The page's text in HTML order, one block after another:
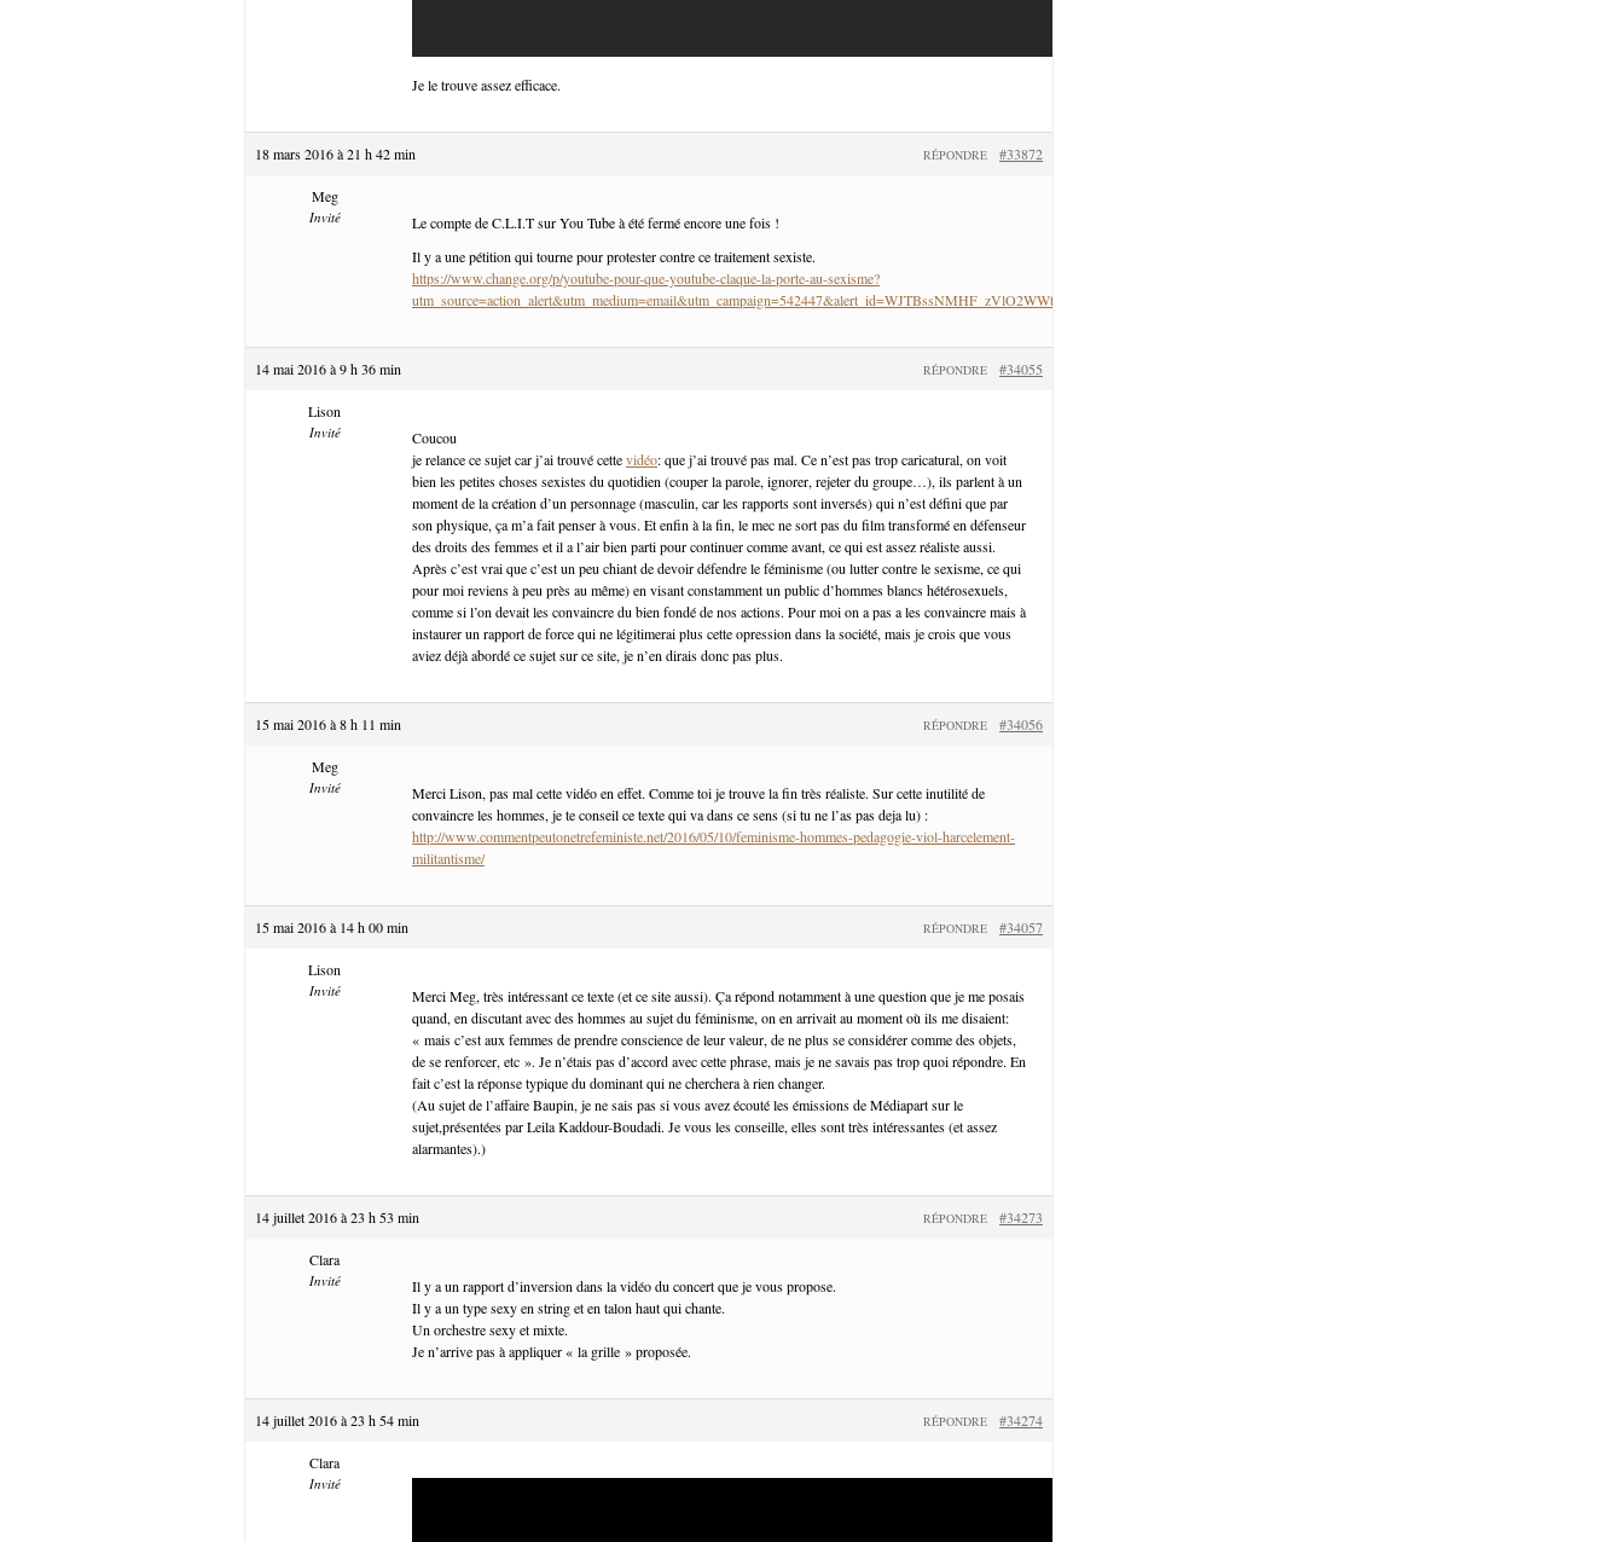
Je le trouve assez efficace.
18 mars 2016 à 21 h 42 min #33872
RÉPONDRE
Meg
Invité
Le compte de C.L.I.T sur You Tube à été fermé encore une fois !
Il y a une pétition qui tourne pour protester contre ce traitement sexiste.
https://www.change.org/p/youtube-pour-que-youtube-claque-la-porte-au-sexisme?
utm_source=action_alert&utm_medium=email&utm_campaign=542447&alert_id=WJTBssNMHF_zVlO2WWtMLcWsyRwq8p97Qrr4hUbr9p37iA0iamS55Q%3D
14 mai 2016 à 9 h 36 min #34055
RÉPONDRE
Lison
Invité
Coucou
je relance ce sujet car j’ai trouvé cettevidéo: que j’ai trouvé pas mal. Ce n’est pas trop caricatural, on voit
bien les petites choses sexistes du quotidien (couper la parole, ignorer, rejeter du groupe…), ils parlent à un
moment de la création d’un personnage (masculin, car les rapports sont inversés) qui n’est défini que par
son physique, ça m’a fait penser à vous. Et enfin à la fin, le mec ne sort pas du film transformé en défenseur
des droits des femmes et il a l’air bien parti pour continuer comme avant, ce qui est assez réaliste aussi.
Après c’est vrai que c’est un peu chiant de devoir défendre le féminisme (ou lutter contre le sexisme, ce qui
pour moi reviens à peu près au même) en visant constamment un public d’hommes blancs hétérosexuels,
comme si l’on devait les convaincre du bien fondé de nos actions. Pour moi on a pas a les convaincre mais à
instaurer un rapport de force qui ne légitimerai plus cette opression dans la société, mais je crois que vous
aviez déjà abordé ce sujet sur ce site, je n’en dirais donc pas plus.
15 mai 2016 à 8 h 11 min #34056
RÉPONDRE
Meg
Invité
Merci Lison, pas mal cette vidéo en effet. Comme toi je trouve la fin très réaliste. Sur cette inutilité de
convaincre les hommes, je te conseil ce texte qui va dans ce sens (si tu ne l’as pas deja lu) :
http://www.commentpeutonetrefeministe.net/2016/05/10/feminisme-hommes-pedagogie-viol-harcelement-
militantisme/
15 mai 2016 à 14 h 00 min #34057
RÉPONDRE
Lison
Invité
Merci Meg, très intéressant ce texte (et ce site aussi). Ça répond notamment à une question que je me posais
quand, en discutant avec des hommes au sujet du féminisme, on en arrivait au moment où ils me disaient:
« mais c’est aux femmes de prendre conscience de leur valeur, de ne plus se considérer comme des objets,
de se renforcer, etc ». Je n’étais pas d’accord avec cette phrase, mais je ne savais pas trop quoi répondre. En
fait c’est la réponse typique du dominant qui ne cherchera à rien changer.
(Au sujet de l’affaire Baupin, je ne sais pas si vous avez écouté les émissions de Médiapart sur le
sujet,présentées par Leila Kaddour-Boudadi. Je vous les conseille, elles sont très intéressantes (et assez
alarmantes).)
14 juillet 2016 à 23 h 53 min #34273
RÉPONDRE
Clara
Invité
Il y a un rapport d’inversion dans la vidéo du concert que je vous propose.
Il y a un type sexy en string et en talon haut qui chante.
Un orchestre sexy et mixte.
Je n’arrive pas à appliquer « la grille » proposée.
14 juillet 2016 à 23 h 54 min #34274
RÉPONDRE
Clara
Invité